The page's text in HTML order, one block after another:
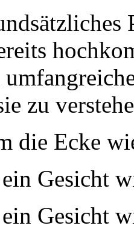
zu
die Ecke
Gesicht
Gesicht